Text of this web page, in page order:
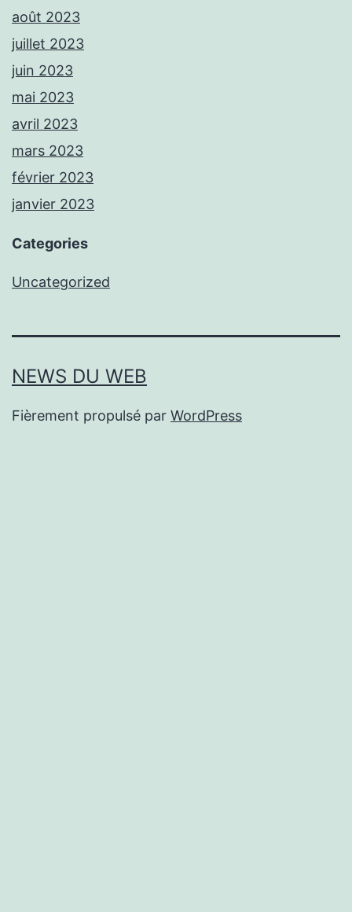
août 2023
juillet 2023
juin 2023
mai 2023
avril 2023
mars 2023
février 2023
janvier 2023
Categories
Uncategorized
NEWS DU WEB
Fièrement propulsé par WordPress